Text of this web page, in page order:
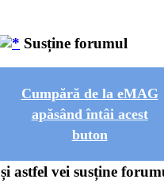
Susține forumul
Cumpără de la eMAG
apăsând întâi acest
buton
și astfel vei susține